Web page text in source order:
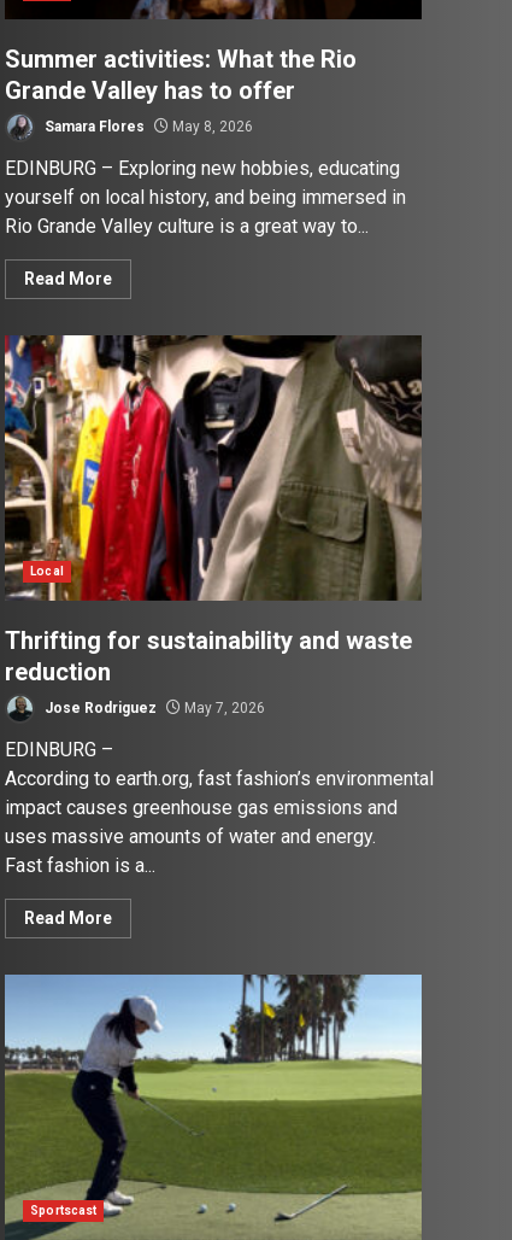
Summer activities: What the Rio
Grande Valley has to offer
Samara Flores May 8, 2026
EDINBURG – Exploring new hobbies, educating
yourself on local history, and being immersed in
Rio Grande Valley culture is a great way to...
Read More
Local
Thrifting for sustainability and waste
reduction
Jose Rodriguez May 7, 2026
EDINBURG –
According to earth.org, fast fashion’s environmental
impact causes greenhouse gas emissions and
uses massive amounts of water and energy.
Fast fashion is a...
Read More
Sportscast